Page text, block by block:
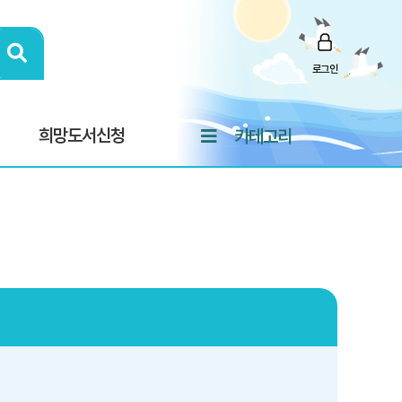
로그인
희망도서신청 카테고리